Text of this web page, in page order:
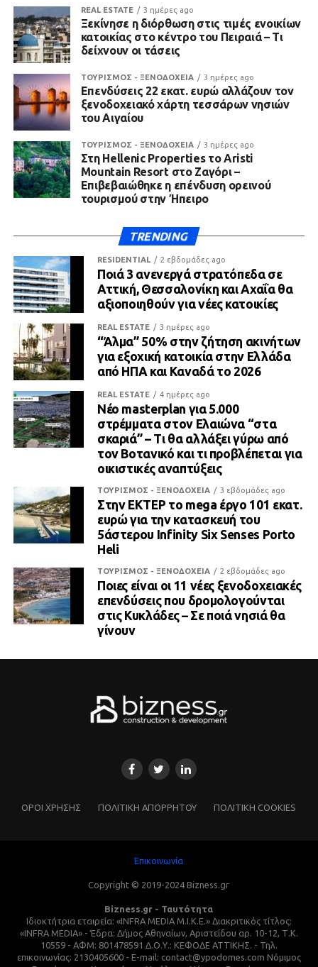
REAL ESTATE 3 ημέρες ago
Ξεκίνησε η διόρθωση στις τιμές ενοικίων
κατοικίας στο κέντρο του Πειραιά – Τι
δείχνουν οι τάσεις
ΤΟΥΡΙΣΜΟΣ - ΞΕΝΟΔΟΧΕΙΑ 3 ημέρες ago
Επενδύσεις 22 εκατ. ευρώ αλλάζουν τον
ξενοδοχειακό χάρτη τεσσάρων νησιών
του Αιγαίου
ΤΟΥΡΙΣΜΟΣ - ΞΕΝΟΔΟΧΕΙΑ 3 ημέρες ago
Στη Hellenic Properties το Aristi
Mountain Resort στο Ζαγόρι –
Επιβεβαιώθηκε η επένδυση ορεινού
τουρισμού στην Ήπειρο
TRENDING
RESIDENTIAL 2 εβδομάδες ago
Ποιά 3 ανενεργά στρατόπεδα σε
Αττική, Θεσσαλονίκη και Αχαΐα θα
αξιοποιηθούν για νέες κατοικίες
REAL ESTATE 3 ημέρες ago
“Άλμα” 50% στην ζήτηση ακινήτων
για εξοχική κατοικία στην Ελλάδα
από ΗΠΑ και Καναδά το 2026
REAL ESTATE 4 ημέρες ago
Νέο masterplan για 5.000
στρέμματα στον Ελαιώνα “στα
σκαριά” – Τι θα αλλάξει γύρω από
τον Βοτανικό και τι προβλέπεται για
οικιστικές αναπτύξεις
ΤΟΥΡΙΣΜΟΣ - ΞΕΝΟΔΟΧΕΙΑ 3 εβδομάδες ago
Στην ΕΚΤΕΡ το mega έργο 101 εκατ.
ευρώ για την κατασκευή του
5άστερου Infinity Six Senses Porto
Heli
ΤΟΥΡΙΣΜΟΣ - ΞΕΝΟΔΟΧΕΙΑ 2 εβδομάδες ago
Ποιες είναι οι 11 νέες ξενοδοχειακές
επενδύσεις που δρομολογούνται
στις Κυκλάδες – Σε ποιά νησιά θα
γίνουν
ΌΡΟΙ ΧΡΗΣΗΣ ΠΟΛΙΤΙΚΗ ΑΠΟΡΡΗΤΟΥ ΠΟΛΙΤΙΚΗ COOKIES
Επικοινωνία
Copyright © 2019-2024 Bizness.gr
Bizness.gr - Ταυτότητα
Ιδιοκτήτρια εταιρεία: «INFRA MEDIA M.I.K.E.» Διακριτικός τίτλος:
«INFRA MEDIA» - Έδρα: Δήμος Αθηναίων, Αριστείδου αρ. 10-12, Τ.Κ.
10559 - ΑΦΜ: 801478591 Δ.Ο.Υ.: ΚΕΦΟΔΕ ΑΤΤΙΚΗΣ. - Τηλ.
επικοινωνίας: 2130405600 - E-mail: contact@ypodomes.com Νόμιμος